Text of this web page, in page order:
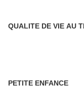
QUALITE DE VIE AU
PETITE ENFANCE